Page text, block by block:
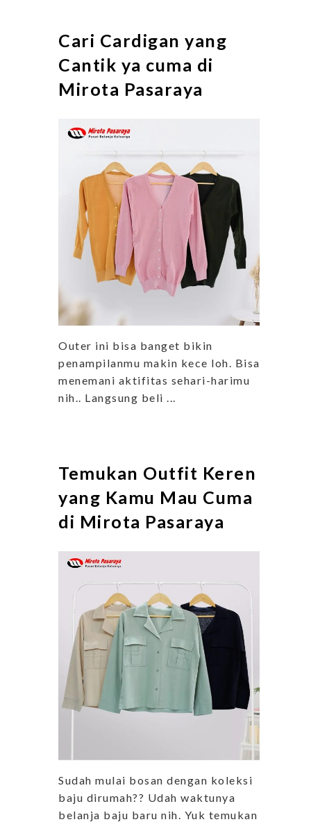
Cari Cardigan yang
Cantik ya cuma di
Mirota Pasaraya
Outer ini bisa banget bikin
penampilanmu makin kece loh. Bisa
menemani aktifitas sehari-harimu
nih.. Langsung beli ...
Temukan Outfit Keren
yang Kamu Mau Cuma
di Mirota Pasaraya
Sudah mulai bosan dengan koleksi
baju dirumah?? Udah waktunya
belanja baju baru nih. Yuk temukan